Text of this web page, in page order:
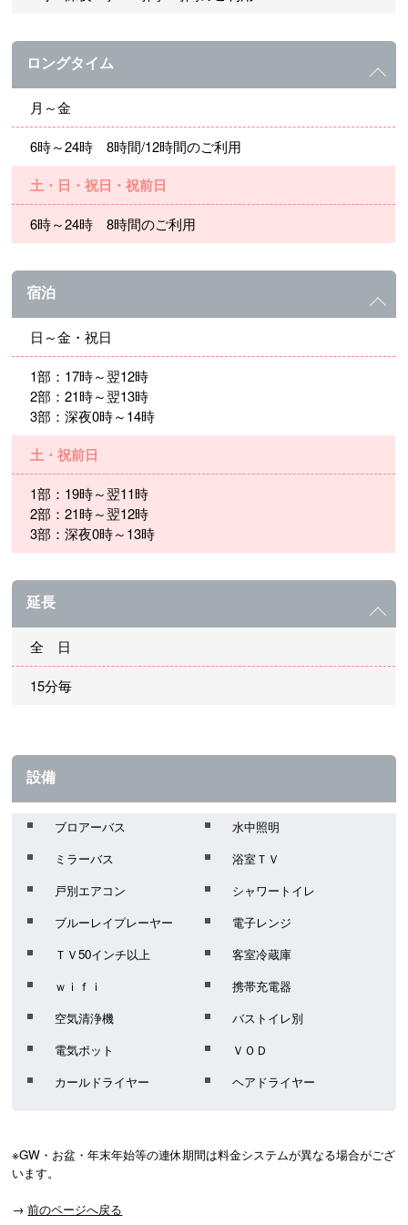
ロングタイム
月～金
6時～24時 8時間/12時間のご利用
土・日・祝日・祝前日
6時～24時 8時間のご利用
宿泊
日～金・祝日
1部：17時～翌12時
2部：21時～翌13時
3部：深夜0時～14時
土・祝前日
1部：19時～翌11時
2部：21時～翌12時
3部：深夜0時～13時
延長
全 日
15分毎
設備
ブロアーバス
水中照明
ミラーバス
浴室ＴＶ
戸別エアコン
シャワートイレ
ブルーレイプレーヤー
電子レンジ
ＴＶ50インチ以上
客室冷蔵庫
ｗｉｆｉ
携帯充電器
空気清浄機
バストイレ別
電気ポット
ＶＯＤ
カールドライヤー
ヘアドライヤー
※GW・お盆・年末年始等の連休期間は料金システムが異なる場合がござ
います。
→ 前のページへ戻る